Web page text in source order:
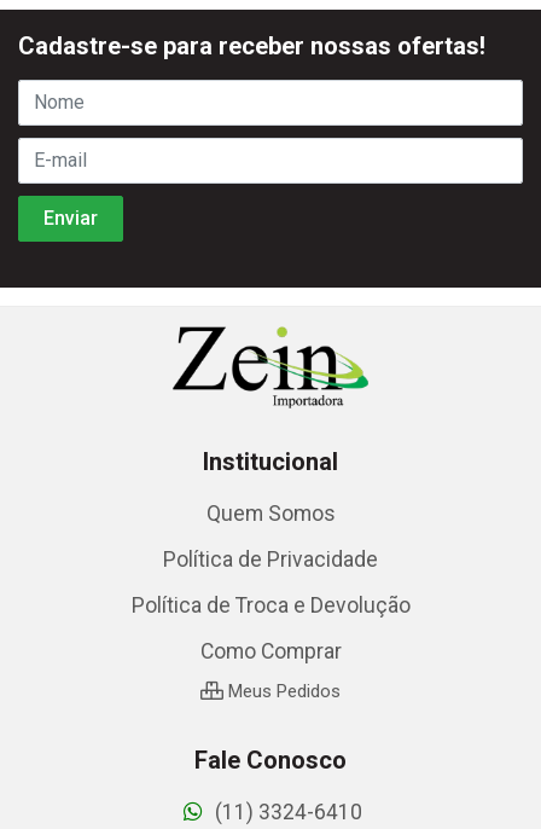
Cadastre-se para receber nossas ofertas!
Institucional
Quem Somos
Política de Privacidade
Política de Troca e Devolução
Como Comprar
Meus Pedidos
Fale Conosco
(11) 3324-6410